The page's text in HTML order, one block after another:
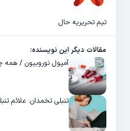
تیم تحریریه حال
مقالات دیگر این نویسنده:
آمپول نوروبیون / همه
تنبلی تخمدان: علائم